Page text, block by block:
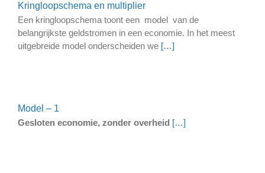
Kringloopschema en multiplier
Een kringloopschema toont een model van de
belangrijkste geldstromen in een economie. In het meest
uitgebreide model onderscheiden we […]
Model – 1
Gesloten economie, zonder overheid […]